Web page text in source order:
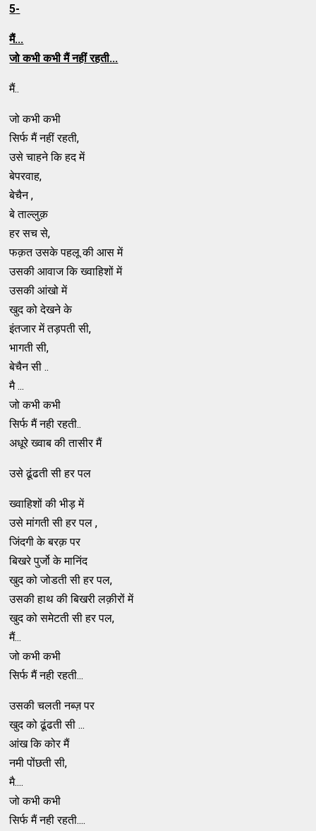
5-
मैं...
जो कभी कभी मैं नहीं रहती...
मैं..
जो कभी कभी
सिर्फ मैं नहीं रहती,
उसे चाहने कि हद में
बेपरवाह,
बेचैन ,
बे ताल्लुक़
हर सच से,
फक़त उसके पहलू की आस में
उसकी आवाज कि ख्वाहिशों में
उसकी आंखो में
खुद को देखने के
इंतजार में तड़पती सी,
भागती सी,
बेचैन सी ..
मै ...
जो कभी कभी
सिर्फ मैं नही रहती..
अधूरे ख्वाब की तासीर मैं
उसे ढूंढती सी हर पल
ख्वाहिशों की भीड़ में
उसे मांगती सी हर पल ,
जिंदगी के बरक़ पर
बिखरे पुर्जो के मानिंद
खुद को जोडती सी हर पल,
उसकी हाथ की बिखरी लक़ीरों में
खुद को समेटती सी हर पल,
मैं...
जो कभी कभी
सिर्फ मैं नही रहती...
उसकी चलती नब्ज़ पर
खुद को ढूंढती सी ...
आंख कि कोर मैं
नमी पोंछती सी,
मै....
जो कभी कभी
सिर्फ मैं नही रहती....